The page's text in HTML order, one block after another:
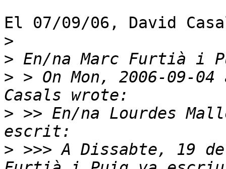
El 07/09/06, David
>
>
> > On Mon, 2006-09-
> >> En/na Lourdes
> >>> A Dissabte, 19